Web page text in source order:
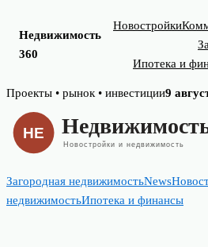
Недвижимость
360
Новостройки
Ипотека и
Skip
content
Проекты • рынок • инвестиции9
Загородная недвижимостьNews
недвижимостьИпотека и финансы